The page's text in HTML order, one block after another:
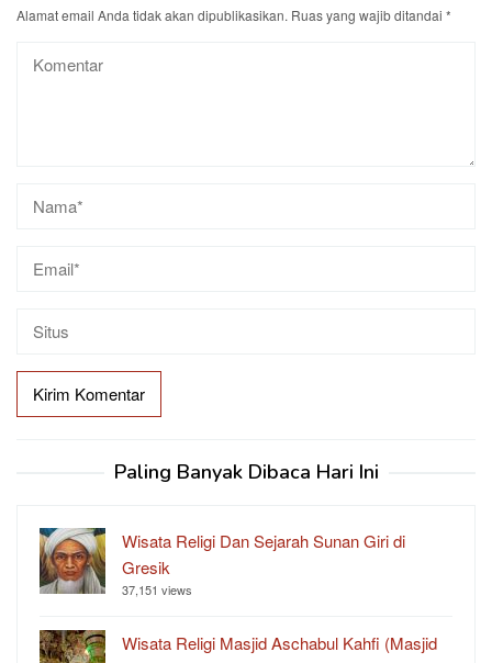
Alamat email Anda tidak akan dipublikasikan. Ruas yang wajib ditandai *
Paling Banyak Dibaca Hari Ini
Wisata Religi Dan Sejarah Sunan Giri di
Gresik
37,151 views
Wisata Religi Masjid Aschabul Kahfi (Masjid